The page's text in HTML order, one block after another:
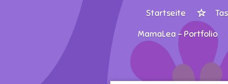
Startseite
MamaLea - Portfolio